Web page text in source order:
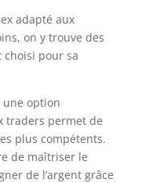
adapté aux
on y trouve des
choisi pour sa
une option
traders permet de
plus compétents.
de maîtriser le
de l’argent grâce